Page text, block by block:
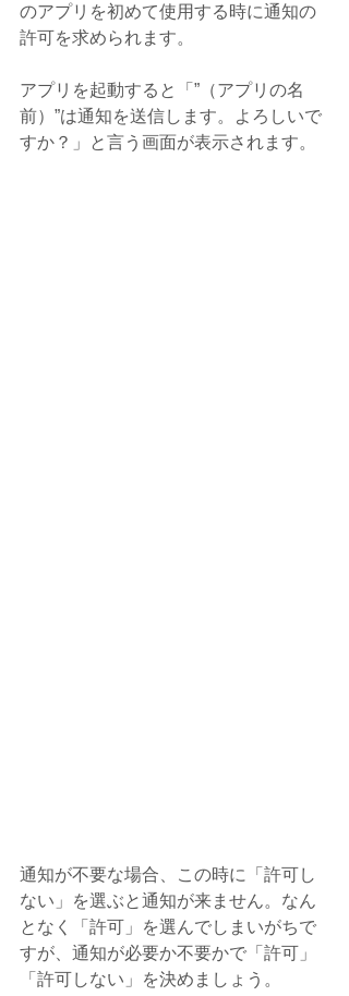
のアプリを初めて使用する時に通知の
許可を求められます。
アプリを起動すると「”（アプリの名
前）”は通知を送信します。よろしいで
すか？」と言う画面が表示されます。
通知が不要な場合、この時に「許可し
ない」を選ぶと通知が来ません。なん
となく「許可」を選んでしまいがちで
すが、通知が必要か不要かで「許可」
「許可しない」を決めましょう。